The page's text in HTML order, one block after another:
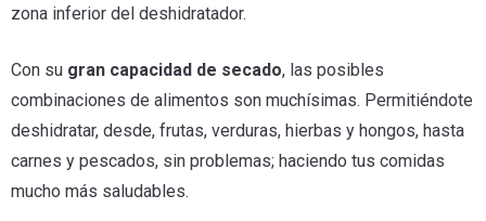
zona inferior del deshidratador.
Con su gran capacidad de secado, las posibles
combinaciones de alimentos son muchísimas. Permitiéndote
deshidratar, desde, frutas, verduras, hierbas y hongos, hasta
carnes y pescados, sin problemas; haciendo tus comidas
mucho más saludables.